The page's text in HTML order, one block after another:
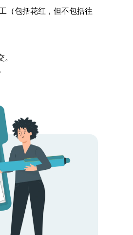
（包括花红，但不包括往